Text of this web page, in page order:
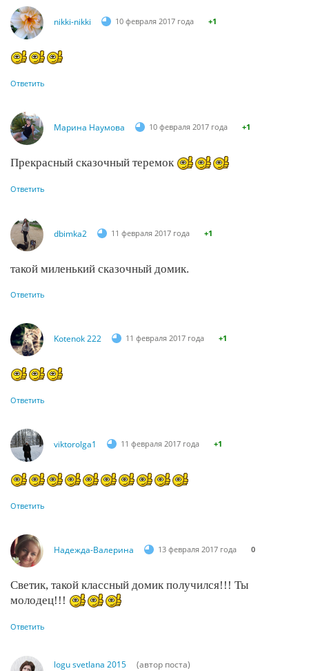
nikki-nikki 10 февраля 2017 года +1
Ответить
Марина Наумова 10 февраля 2017 года +1
Прекрасный сказочный теремок
Ответить
dbimka2 11 февраля 2017 года +1
такой миленький сказочный домик.
Ответить
Kotenok 222 11 февраля 2017 года +1
Ответить
viktorolga1 11 февраля 2017 года +1
Ответить
Надежда-Валерина 13 февраля 2017 года 0
Светик, такой классный домик получился!!! Ты
молодец!!!
Ответить
logu svetlana 2015 (автор поста)